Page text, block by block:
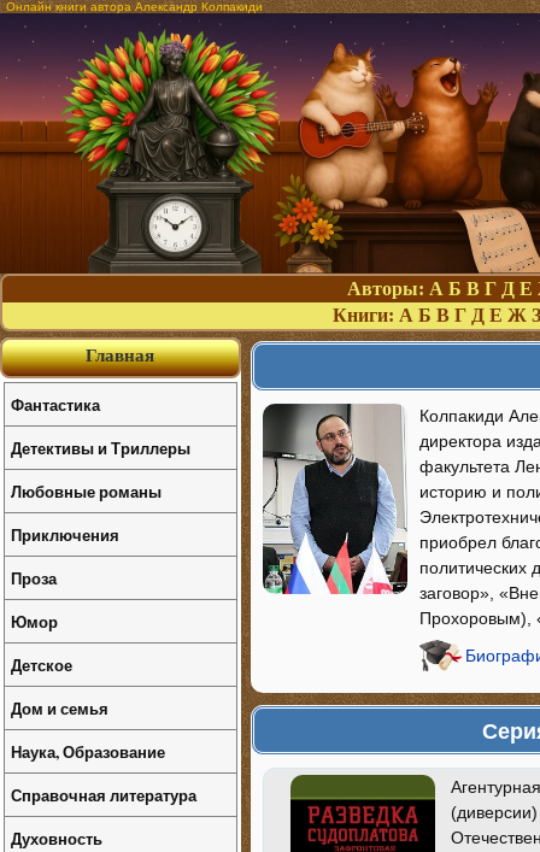
Онлайн книги автора Александр Колпакиди
Авторы: А Б В Г Д Е
Книги: А Б В Г Д Е Ж З
Колпакиди
директора
факультета
историю и
приобрел
политических
заговор»,
Прохоровым),
Главная
Фантастика
Детективы и Триллеры
Любовные романы
Приключения
Проза
Юмор
Детское
Дом и семья
Наука, Образование
Справочная литература
Духовность